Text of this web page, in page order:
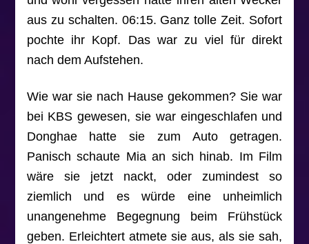
aus zu schalten. 06:15. Ganz tolle Zeit. Sofort
pochte ihr Kopf. Das war zu viel für direkt
nach dem Aufstehen.
Wie war sie nach Hause gekommen? Sie war
bei KBS gewesen, sie war eingeschlafen und
Donghae hatte sie zum Auto getragen.
Panisch schaute Mia an sich hinab. Im Film
wäre sie jetzt nackt, oder zumindest so
ziemlich und es würde eine unheimlich
unangenehme Begegnung beim Frühstück
geben. Erleichtert atmete sie aus, als sie sah,